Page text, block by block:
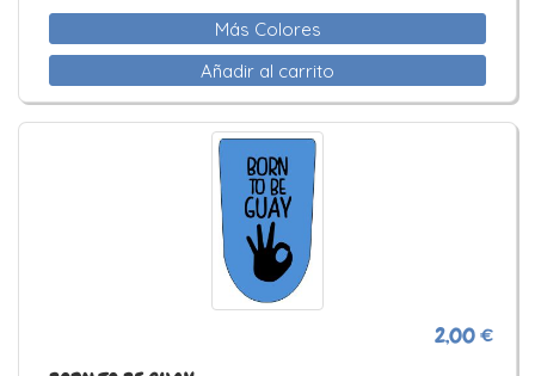
Más Colores
Añadir al carrito
2,00 €